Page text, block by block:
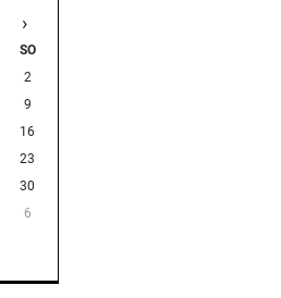
›
SO
2
9
16
23
30
6